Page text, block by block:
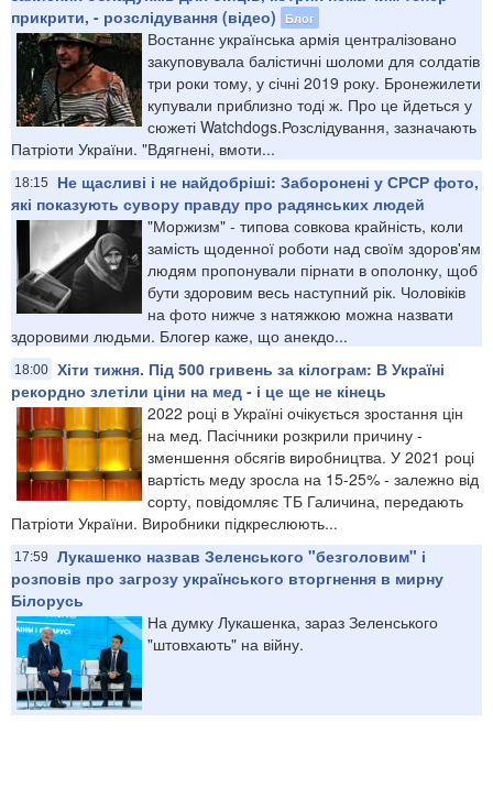
прикрити, - розслідування (відео)
Блог
Востаннє українська армія централізовано
закуповувала балістичні шоломи для солдатів
три роки тому, у січні 2019 року. Бронежилети
купували приблизно тоді ж. Про це йдеться у
сюжеті Watchdogs.Розслідування, зазначають
Патріоти України. "Вдягнені, вмоти...
18:15
Не щасливі і не найдобріші: Заборонені у СРСР фото,
які показують сувору правду про радянських людей
"Моржизм" - типова совкова крайність, коли
замість щоденної роботи над своїм здоров'ям
людям пропонували пірнати в ополонку, щоб
бути здоровим весь наступний рік. Чоловіків
на фото нижче з натяжкою можна назвати
здоровими людьми. Блогер каже, що анекдо...
18:00 Хіти тижня. Під 500 гривень за кілограм: В Україні
рекордно злетіли ціни на мед - і це ще не кінець
2022 році в Україні очікується зростання цін
на мед. Пасічники розкрили причину -
зменшення обсягів виробництва. У 2021 році
вартість меду зросла на 15-25% - залежно від
сорту, повідомляє ТБ Галичина, передають
Патріоти України. Виробники підкреслюють...
17:59
Лукашенко назвав Зеленського "безголовим" і
розповів про загрозу українського вторгнення в мирну
Білорусь
На думку Лукашенка, зараз Зеленського
"штовхають" на війну.